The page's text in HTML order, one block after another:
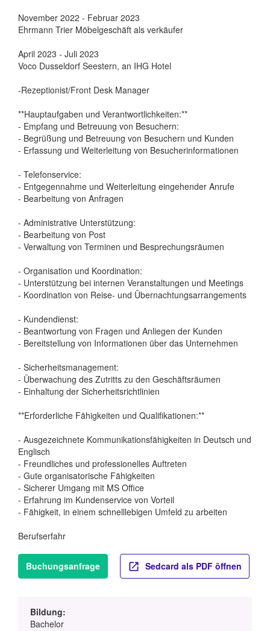
November 2022 - Februar 2023
Ehrmann Trier Möbelgeschäft als verkäufer
April 2023 - Juli 2023
Voco Dusseldorf Seestern, an IHG Hotel
-Rezeptionist/Front Desk Manager
**Hauptaufgaben und Verantwortlichkeiten:**
- Empfang und Betreuung von Besuchern:
- Begrüßung und Betreuung von Besuchern und Kunden
- Erfassung und Weiterleitung von Besucherinformationen
- Telefonservice:
- Entgegennahme und Weiterleitung eingehender Anrufe
- Bearbeitung von Anfragen
- Administrative Unterstützung:
- Bearbeitung von Post
- Verwaltung von Terminen und Besprechungsräumen
- Organisation und Koordination:
- Unterstützung bei internen Veranstaltungen und Meetings
- Koordination von Reise- und Übernachtungsarrangements
- Kundendienst:
- Beantwortung von Fragen und Anliegen der Kunden
- Bereitstellung von Informationen über das Unternehmen
- Sicherheitsmanagement:
- Überwachung des Zutritts zu den Geschäftsräumen
- Einhaltung der Sicherheitsrichtlinien
**Erforderliche Fähigkeiten und Qualifikationen:**
- Ausgezeichnete Kommunikationsfähigkeiten in Deutsch und
Englisch
- Freundliches und professionelles Auftreten
- Gute organisatorische Fähigkeiten
- Sicherer Umgang mit MS Office
- Erfahrung im Kundenservice von Vorteil
- Fähigkeit, in einem schnelllebigen Umfeld zu arbeiten
Berufserfahr
Buchungsanfrage Sedcard als PDF öffnen
Bildung:
Bachelor